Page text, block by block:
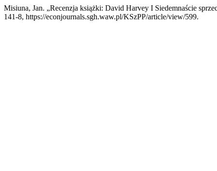
Misiuna, Jan. „Recenzja książki: David Harvey I Siedemnaście
141-8, https://econjournals.sgh.waw.pl/KSzPP/article/view/599.